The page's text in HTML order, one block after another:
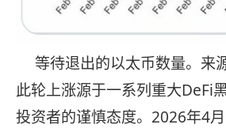
等待退出的以太币数量。来
此轮上涨源于一系列重大DeFi
投资者的谨慎态度。2026年4